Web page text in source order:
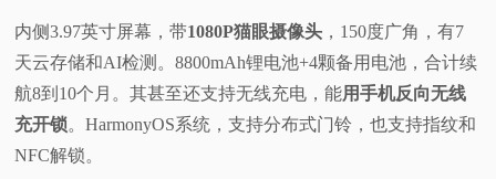
内侧3.97英寸屏幕，带1080P猫眼摄像头 ，150度广角，有7
天云存储和AI检测。8800mAh锂电池+4颗备用电池，合计续
航8到10个月。其甚至还支持无线充电，能用手机反向无线
充开锁。HarmonyOS系统，支持分布式门铃，也支持指纹和
NFC解锁。